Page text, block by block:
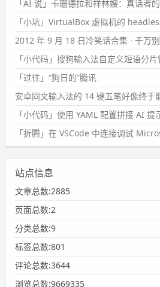
「AI 说」卡珊德拉和祥林嫂：真话者
「小坑」VirtualBox 虚拟机的
2012 年 9 月 18 日冷笑话合集 - 千万
「小代码」搜狗输入法自定义短语分片
「过往」“狗日的”腾讯
安卓同文输入法的 14 键五笔好像终于
「小代码」使用 YAML 配置拼接 AI
「折腾」在 VSCode 中连接调试
站点信息
文章总数:2885
页面总数:2
分类总数:9
标签总数:801
评论总数:3644
浏览总数:9669335